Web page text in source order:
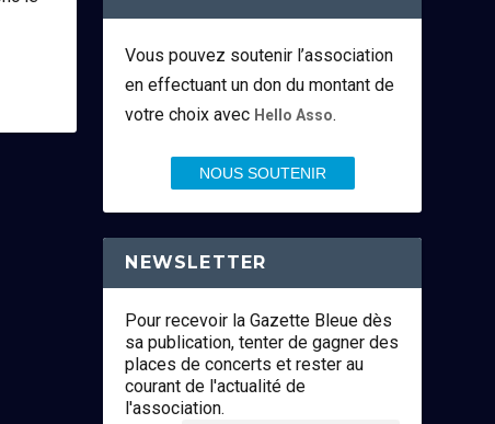
Vous pouvez soutenir l’association
en effectuant un don du montant de
votre choix avec Hello Asso.
NOUS SOUTENIR
NEWSLETTER
Pour recevoir la Gazette Bleue dès
sa publication, tenter de gagner des
places de concerts et rester au
courant de l'actualité de
l'association.